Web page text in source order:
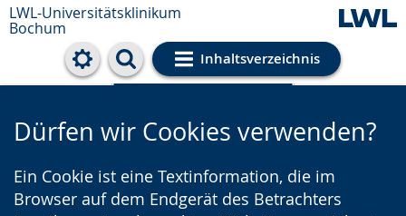
LWL-Universitätsklinikum
Bochum
Inhaltsverzeichnis
Cookie-Einstellungen
Dürfen wir Cookies verwenden?
Ein Cookie ist eine Textinformation, die im
Browser auf dem Endgerät des Betrachters